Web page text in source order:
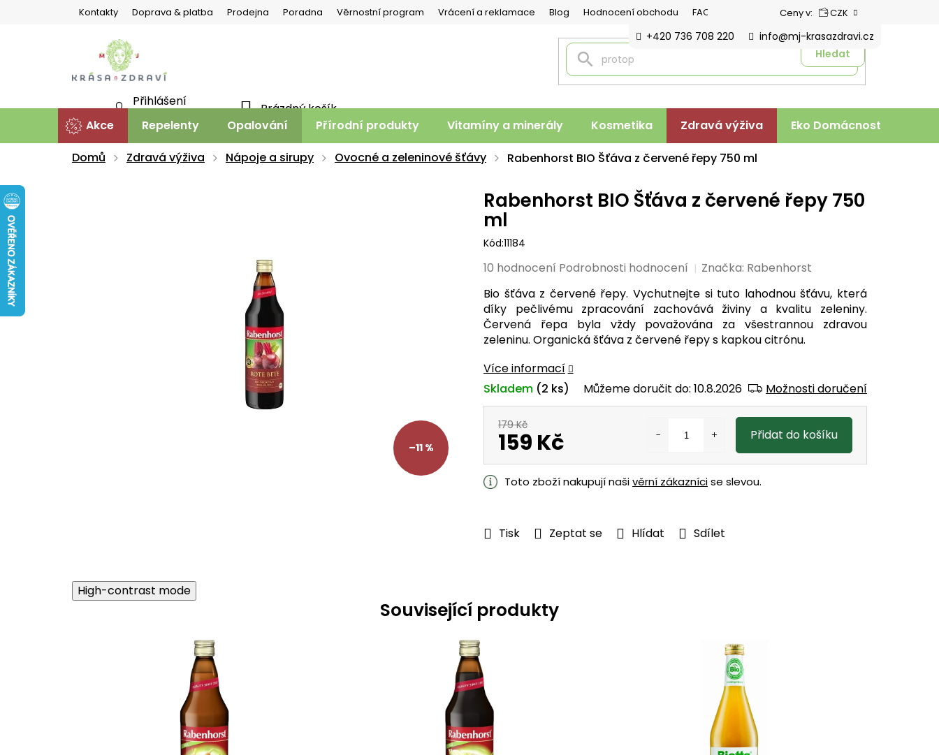
Kontakty Doprava & platba Prodejna Poradna Věrnostní program Vrácení a reklamace Blog Hodnocení obchodu FAQ Ceny v: CZK
Hledat
+420 736 708 220 info@mj-krasazdravi.cz
KOŠÍK
Prázdný košík
Přihlášení
Akce Repelenty Opalování Přírodní produkty Vitamíny a minerály Kosmetika Zdravá výživa Eko Domácnost
Domů
Zdravá výživa Nápoje a sirupy Ovocné a zeleninové šťávy Rabenhorst BIO Šťáva z červené řepy 750 ml
–11 %
Bio šťáva z červené řepy. Vychutnejte si tuto lahodnou šťávu, která
díky pečlivému zpracování zachovává živiny a kvalitu zeleniny.
Červená řepa byla vždy považována za všestrannou zdravou
zeleninu. Organická šťáva z červené řepy s kapkou citrónu.
Více informací
Tisk Zeptat se Hlídat Sdílet
Můžeme doručit do: 10.8.2026 Možnosti doručení
Skladem (2 ks)
Rabenhorst BIO Šťáva z červené řepy 750
ml
Kód:11184
Průměrné
produktu
je
5,0
z
hvězdiček.
10 hodnocení Podrobnosti hodnocení Značka: Rabenhorst
179 Kč
159 Kč
Měrná
cena:
Přidat do košíku
Toto zboží nakupují našivěrní zákaznícise slevou.
High-contrast mode
Související produkty